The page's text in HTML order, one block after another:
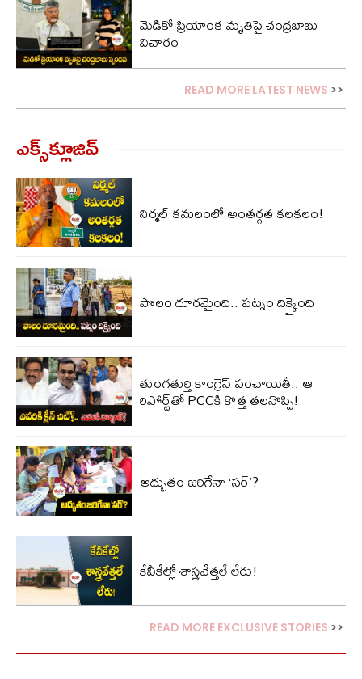
మెడికో ప్రియాంక మృతిపై చంద్రబాబు
విచారం
READ MORE LATEST NEWS >>
ఎక్స్‌క్లూజివ్‌
నిర్మల్ కమలంలో అంతర్గత కలకలం!
పొలం దూరమైంది.. పట్నం దిక్కైంది
తుంగతుర్తి కాంగ్రెస్‌ పంచాయితీ.. ఆ
రిపోర్ట్‌తో PCCకి కొత్త తలనొప్పి!
అద్భుతం జరిగేనా ‘సర్’?
కేవీకేల్లో శాస్త్రవేత్తలే లేరు!
READ MORE EXCLUSIVE STORIES >>